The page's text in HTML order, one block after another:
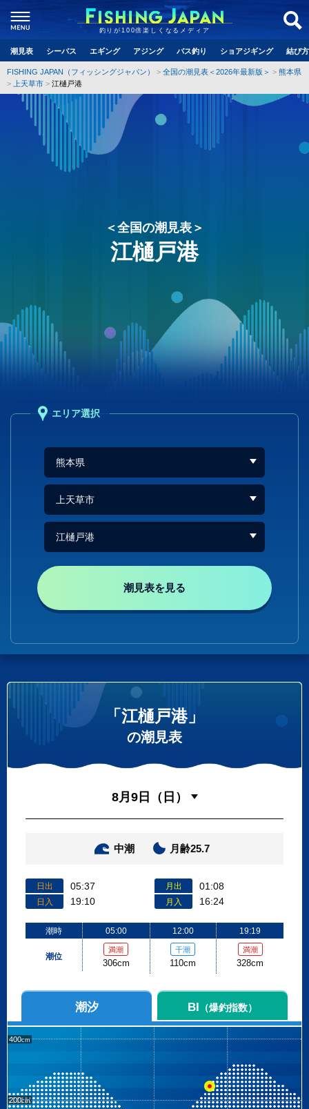
釣りが100倍楽しくなるメディア
潮見表 シーバス エギング アジング バス釣り ショアジギング 結び
FISHING JAPAN（フィッシングジャパン） 全国の潮見表＜2026年最新版＞
熊本県
上天草市
江樋戸港
＜全国の潮見表＞
江樋戸港
エリア選択
潮見表を見る
「江樋戸港」
の潮見表
中潮 月齢25.7
日出 05:37
日入 19:10
月出 01:08
月入 16:24
潮時
潮位
05:00
満潮
306cm
12:00
干潮
110cm
19:19
満潮
328cm
潮汐 BI （爆釣指数）
400
200